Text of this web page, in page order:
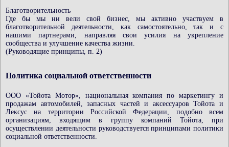
Благотворительность
Где бы мы ни вели свой бизнес, мы активно участвуем в
благотворительной деятельности, как самостоятельно, так и с
нашими партнерами, направляя свои усилия на укрепление
сообщества и улучшение качества жизни.
(Руководящие принципы, п. 2)
Политика социальной ответственности
ООО «Тойота Мотор», национальная компания по маркетингу и
продажам автомобилей, запасных частей и аксессуаров Тойота и
Лексус на территории Российской Федерации, подобно всем
организациям, входящим в группу компаний Тойота, при
осуществлении деятельности руководствуется принципами политики
социальной ответственности.